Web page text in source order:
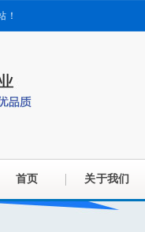
！
首页 关于我们